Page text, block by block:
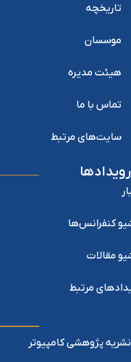
تاریخچه
موسسان
هیئت مدیره
تماس با ما
سایت‌های مرتبط
رویدادها
کنفرانس‌ها
مقالات
مرتبط
نشریه پژوهشی کامپیوتر